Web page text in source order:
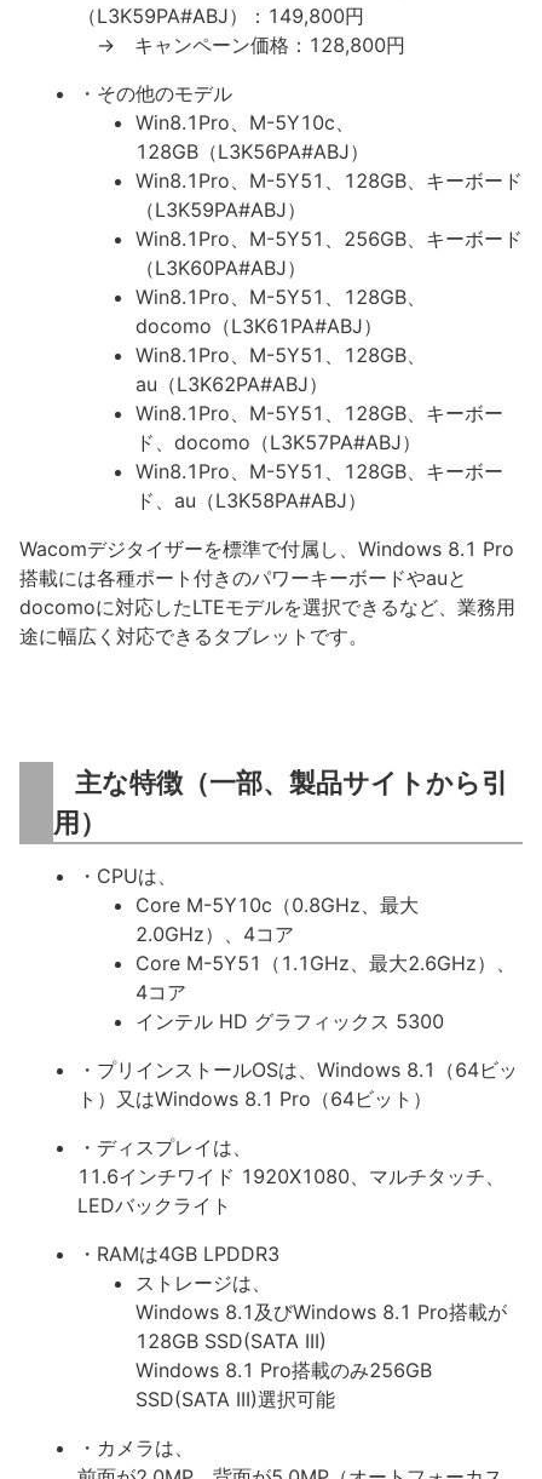
（L3K59PA#ABJ）：149,800円
→ キャンペーン価格：128,800円
・その他のモデル
Win8.1Pro、M-5Y10c、
128GB（L3K56PA#ABJ）
Win8.1Pro、M-5Y51、128GB、キーボード
（L3K59PA#ABJ）
Win8.1Pro、M-5Y51、256GB、キーボード
（L3K60PA#ABJ）
Win8.1Pro、M-5Y51、128GB、
docomo（L3K61PA#ABJ）
Win8.1Pro、M-5Y51、128GB、
au（L3K62PA#ABJ）
Win8.1Pro、M-5Y51、128GB、キーボー
ド、docomo（L3K57PA#ABJ）
Win8.1Pro、M-5Y51、128GB、キーボー
ド、au（L3K58PA#ABJ）
Wacomデジタイザーを標準で付属し、Windows 8.1 Pro
搭載には各種ポート付きのパワーキーボードやauと
docomoに対応したLTEモデルを選択できるなど、業務用
途に幅広く対応できるタブレットです。
主な特徴（一部、製品サイトから引
用）
・CPUは、
Core M-5Y10c（0.8GHz、最大
2.0GHz）、4コア
Core M-5Y51（1.1GHz、最大2.6GHz）、
4コア
インテル HD グラフィックス 5300
・プリインストールOSは、Windows 8.1（64ビッ
ト）又はWindows 8.1 Pro（64ビット）
・ディスプレイは、
11.6インチワイド 1920X1080、マルチタッチ、
LEDバックライト
・RAMは4GB LPDDR3
ストレージは、
Windows 8.1及びWindows 8.1 Pro搭載が
128GB SSD(SATA III)
Windows 8.1 Pro搭載のみ256GB
SSD(SATA III)選択可能
・カメラは、